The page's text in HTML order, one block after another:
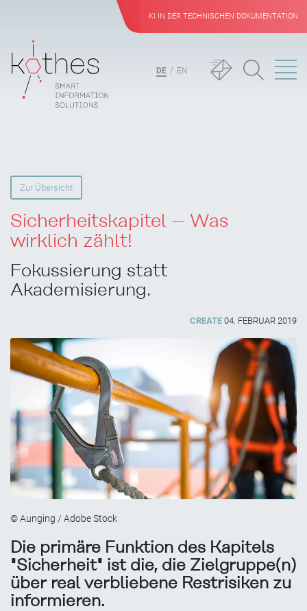
KI IN DER TECHNISCHEN DOKUMENTATION
DE EN
Zur Übersicht
Sicherheitskapitel – Was
wirklich zählt!
Fokussierung statt
Akademisierung.
CREATE 04. FEBRUAR 2019
© Aunging / Adobe Stock
Die primäre Funktion des Kapitels
"Sicherheit" ist die, die Zielgruppe(n)
über real verbliebene Restrisiken zu
informieren.